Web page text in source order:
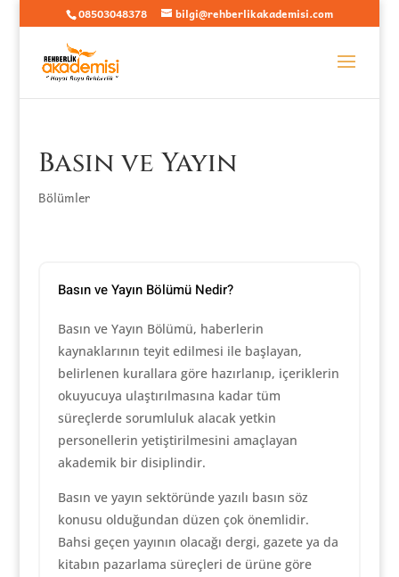
08503048378 bilgi@rehberlikakademisi.com
Basın ve Yayın
Bölümler
Basın ve Yayın Bölümü Nedir?
Basın ve Yayın Bölümü, haberlerin
kaynaklarının teyit edilmesi ile başlayan,
belirlenen kurallara göre hazırlanıp, içeriklerin
okuyucuya ulaştırılmasına kadar tüm
süreçlerde sorumluluk alacak yetkin
personellerin yetiştirilmesini amaçlayan
akademik bir disiplindir.
Basın ve yayın sektöründe yazılı basın söz
konusu olduğundan düzen çok önemlidir.
Bahsi geçen yayının olacağı dergi, gazete ya da
kitabın pazarlama süreçleri de ürüne göre